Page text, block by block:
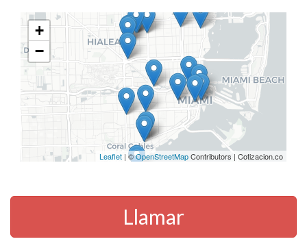
+
−
Leaflet | ©OpenStreetMapContributors | Cotizacion.co
Llamar